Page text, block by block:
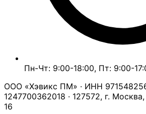
Пн-Чт: 9:00-18:00, Пт: 9:00-
ООО «Хэвикс ПМ» · ИНН
1247700362018 · 127572, г.
16